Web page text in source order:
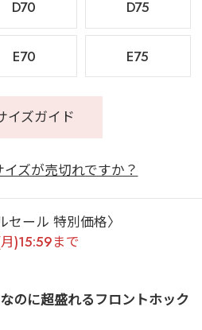
D70 D75
E70 E75
イズガイド
ズが売切れですか？
セール 特別価格〉
)15:59まで
のに超盛れるフロントホック